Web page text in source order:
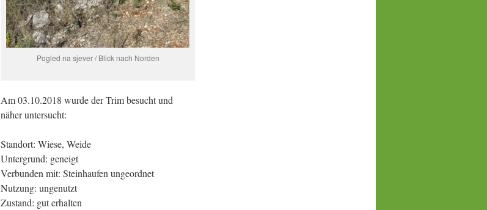
Pogled na sjever / Blick nach Norden
Am 03.10.2018 wurde der Trim besucht und
näher untersucht:
Standort: Wiese, Weide
Untergrund: geneigt
Verbunden mit: Steinhaufen ungeordnet
Nutzung: ungenutzt
Zustand: gut erhalten